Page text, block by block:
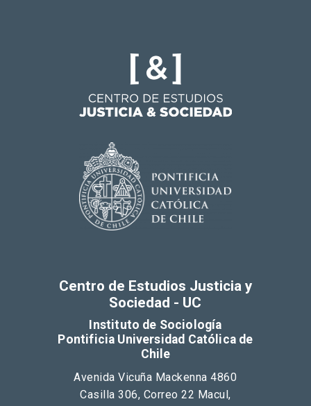
Centro de Estudios Justicia y
Sociedad - UC
Instituto de Sociología
Pontificia Universidad Católica de
Chile
Avenida Vicuña Mackenna 4860
Casilla 306, Correo 22 Macul,